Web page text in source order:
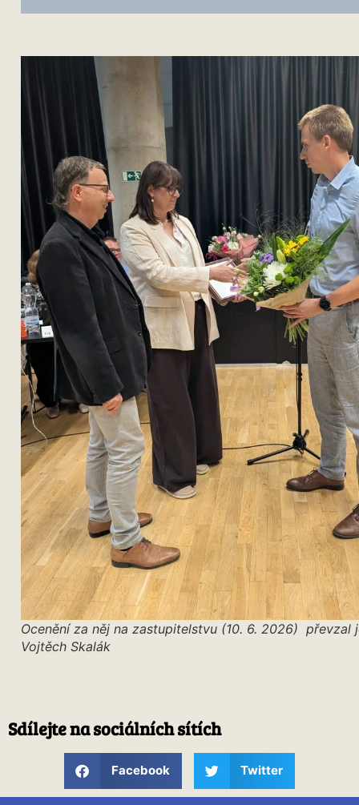
Ocenění za něj na zastupitelstvu (10. 6. 2026) převzal
Vojtěch Skalák
Sdílejte na sociálních sítích
Facebook Twitter